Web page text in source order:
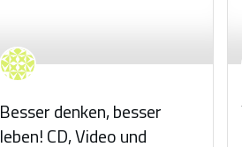
Besser denken, besser
leben! CD, Video und